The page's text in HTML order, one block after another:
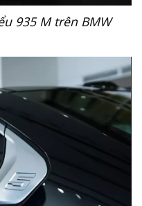
935 Mtrên BMW